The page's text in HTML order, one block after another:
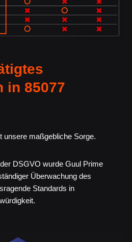
in 85077
unsere maßgebliche Sorge.
DSGVO wurde Guul Prime
Überwachung des
Standards in